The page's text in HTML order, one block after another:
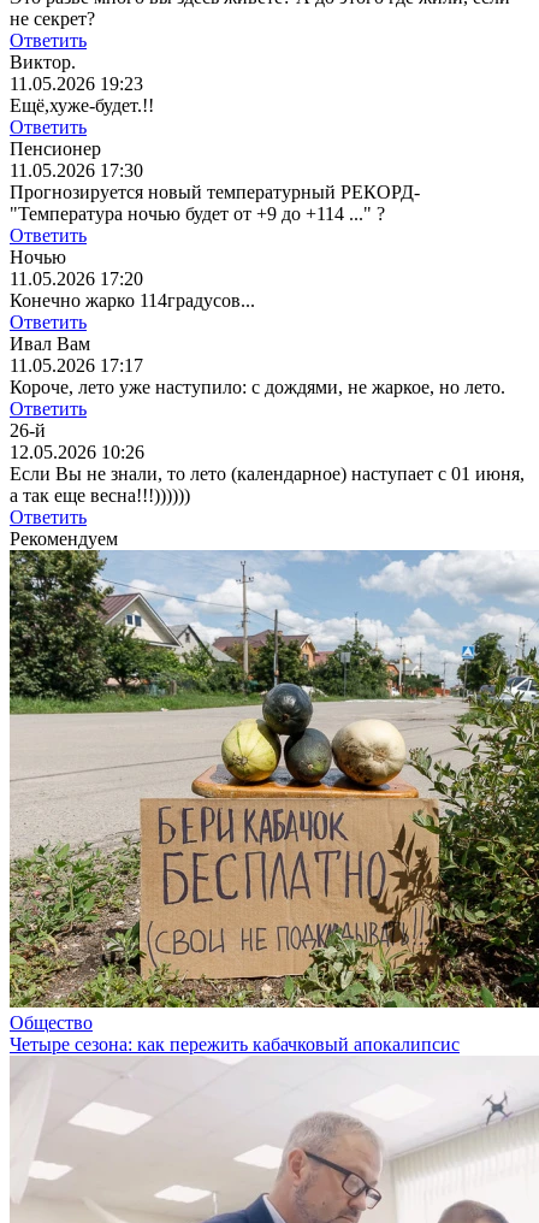
не секрет?
Ответить
Виктор.
11.05.2026 19:23
Ещё,хуже-будет.!!
Ответить
Пенсионер
11.05.2026 17:30
Прогнозируется новый температурный РЕКОРД-
"Температура ночью будет от +9 до +114 ..." ?
Ответить
Ночью
11.05.2026 17:20
Конечно жарко 114градусов...
Ответить
Ивал Вам
11.05.2026 17:17
Короче, лето уже наступило: с дождями, не жаркое, но лето.
Ответить
26-й
12.05.2026 10:26
Если Вы не знали, то лето (календарное) наступает с 01 июня,
а так еще весна!!!))))))
Ответить
Рекомендуем
Общество
Четыре сезона: как пережить кабачковый апокалипсис